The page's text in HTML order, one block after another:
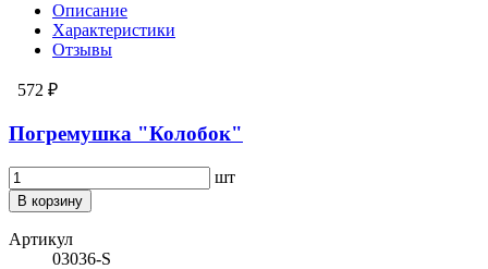
Описание
Характеристики
Отзывы
572 ₽
Погремушка "Колобок"
шт
В корзину
Артикул
03036-S